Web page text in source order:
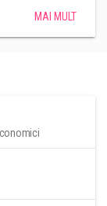
MAI MULT